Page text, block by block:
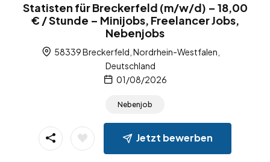
Statisten für Breckerfeld (m/w/d) – 18,00
€ / Stunde – Minijobs, Freelancer Jobs,
Nebenjobs
58339 Breckerfeld, Nordrhein-Westfalen,
Deutschland
01/08/2026
Nebenjob
Jetzt bewerben